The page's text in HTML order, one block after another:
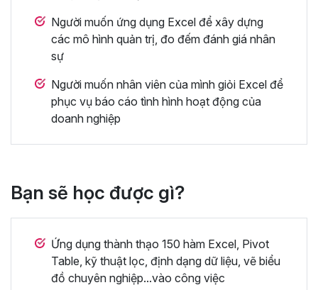
Người muốn ứng dụng Excel để xây dựng
các mô hình quản trị, đo đếm đánh giá nhân
sự
Người muốn nhân viên của mình giỏi Excel để
phục vụ báo cáo tình hình hoạt động của
doanh nghiệp
Bạn sẽ học được gì?
Ứng dụng thành thạo 150 hàm Excel, Pivot
Table, kỹ thuật lọc, định dạng dữ liệu, vẽ biểu
đồ chuyên nghiệp...vào công việc